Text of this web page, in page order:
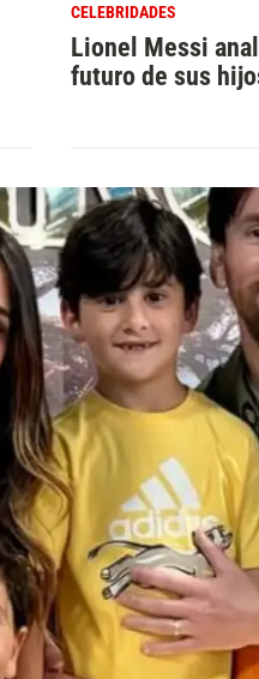
CELEBRIDADES
Lionel Messi
futuro de sus